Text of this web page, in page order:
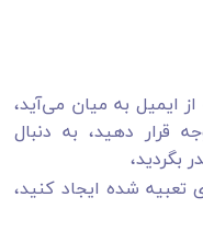
ایمیل به میان می‌آید،
قرار دهید، به دنبال
بگردید،
تعبیه شده ایجاد کنید،